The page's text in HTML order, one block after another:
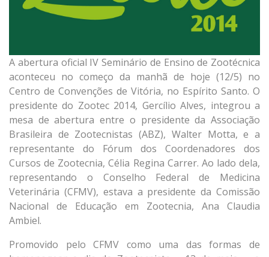
A abertura oficial IV Seminário de Ensino de Zootécnica
aconteceu no começo da manhã de hoje (12/5) no
Centro de Convenções de Vitória, no Espírito Santo. O
presidente do Zootec 2014, Gercílio Alves, integrou a
mesa de abertura entre o presidente da Associação
Brasileira de Zootecnistas (ABZ), Walter Motta, e a
representante do Fórum dos Coordenadores dos
Cursos de Zootecnia, Célia Regina Carrer. Ao lado dela,
representando o Conselho Federal de Medicina
Veterinária (CFMV), estava a presidente da Comissão
Nacional de Educação em Zootecnia, Ana Claudia
Ambiel.
Promovido pelo CFMV como uma das formas de